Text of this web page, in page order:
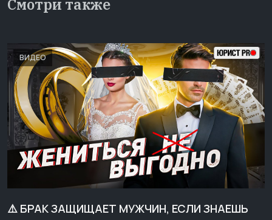
Смотри также
ВИДЕО
⚠️ БРАК ЗАЩИЩАЕТ МУЖЧИН, ЕСЛИ ЗНАЕШЬ